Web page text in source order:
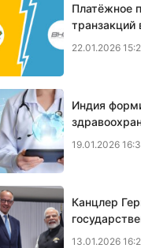
Платёжное
транзакций
22.01.2026
Индия
19.01.2026
Канцлер
13.01.2026